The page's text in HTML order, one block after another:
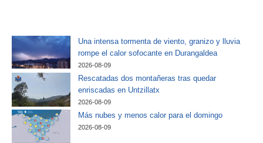
Una intensa tormenta de viento, granizo y lluvia
rompe el calor sofocante en Durangaldea
2026-08-09
Rescatadas dos montañeras tras quedar
enriscadas en Untzillatx
2026-08-09
Más nubes y menos calor para el domingo
2026-08-09